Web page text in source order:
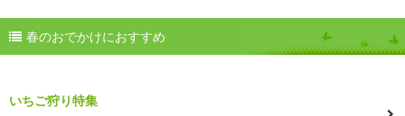
春のおでかけにおすすめ
いちご狩り特集